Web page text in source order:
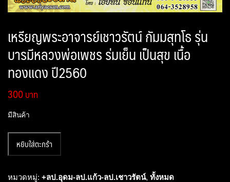
เหรียญพระอาจารย์เชาวรัตน์ กัมมสุทโธ รุ่น
บารมีหลวงพ่อเพชร ร่มเย็น เป็นสุข เนื้อ
ทองแดง ปี2560
300
มีสินค้า
เหรียญ
อา
หยิบใส่ตะกร้า
หมวดหมู่: +ลป.อุดม-ลป.แก้ว-ลป.เชาวรัตน์, ทั้งหมด